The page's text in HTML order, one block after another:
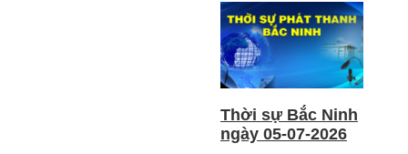
Thời sự Bắc Ninh
ngày 05-07-2026